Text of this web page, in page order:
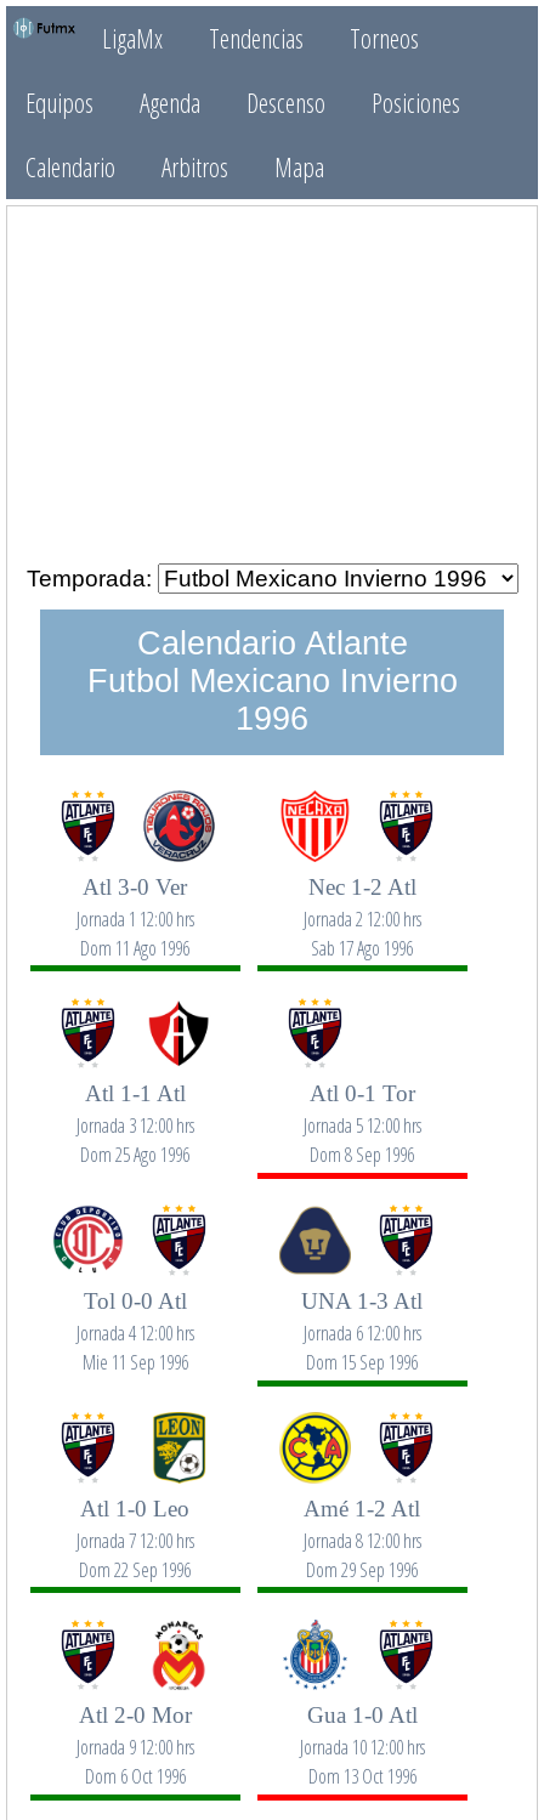
LigaMx Tendencias
Torneos
Equipos
Agenda Descenso
Posiciones
Calendario
Arbitros Mapa
Temporada:
Calendario Atlante
Futbol Mexicano Invierno
1996
Atl 3-0 Ver
Jornada 1 12:00 hrs
Dom 11 Ago 1996
Nec 1-2 Atl
Jornada 2 12:00 hrs
Sab 17 Ago 1996
Atl 1-1 Atl
Jornada 3 12:00 hrs
Dom 25 Ago 1996
Atl 0-1 Tor
Jornada 5 12:00 hrs
Dom 8 Sep 1996
Tol 0-0 Atl
Jornada 4 12:00 hrs
Mie 11 Sep 1996
UNA 1-3 Atl
Jornada 6 12:00 hrs
Dom 15 Sep 1996
Atl 1-0 Leo
Jornada 7 12:00 hrs
Dom 22 Sep 1996
Amé 1-2 Atl
Jornada 8 12:00 hrs
Dom 29 Sep 1996
Atl 2-0 Mor
Jornada 9 12:00 hrs
Dom 6 Oct 1996
Gua 1-0 Atl
Jornada 10 12:00 hrs
Dom 13 Oct 1996